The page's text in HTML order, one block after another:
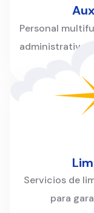
Personal
Servicios de
para